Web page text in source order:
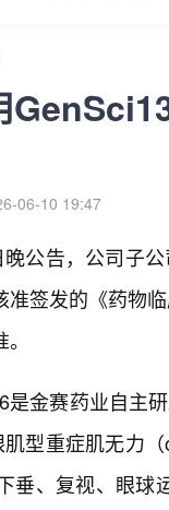
06-10 19:47
公告，公司子
签发的《药物
金赛药业自主
型重症肌无力
垂、复视、眼